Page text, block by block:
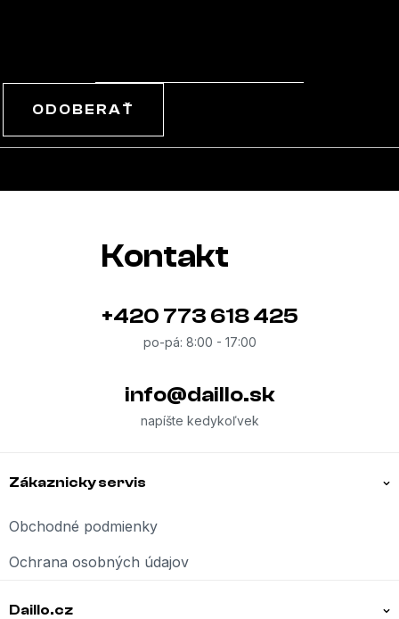
e
ODOBERAŤ
Kontakt
info@daillo.sk
+420 773 618 425
Zákaznicky servis
Obchodné podmienky
Ochrana osobných údajov
Daillo.cz